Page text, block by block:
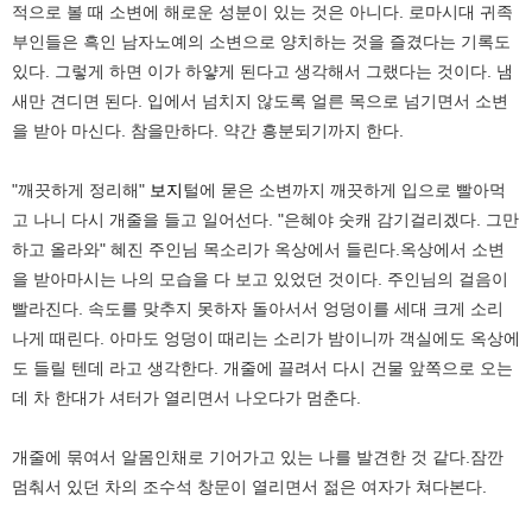
적으로 볼 때 소변에 해로운 성분이 있는 것은 아니다. 로마시대 귀족
부인들은 흑인 남자노예의 소변으로 양치하는 것을 즐겼다는 기록도
있다. 그렇게 하면 이가 하얗게 된다고 생각해서 그랬다는 것이다. 냄
새만 견디면 된다. 입에서 넘치지 않도록 얼른 목으로 넘기면서 소변
을 받아 마신다. 참을만하다. 약간 흥분되기까지 한다.
"깨끗하게 정리해" 보지털에 묻은 소변까지 깨끗하게 입으로 빨아먹
고 나니 다시 개줄을 들고 일어선다. "은혜야 숫캐 감기걸리겠다. 그만
하고 올라와" 혜진 주인님 목소리가 옥상에서 들린다.옥상에서 소변
을 받아마시는 나의 모습을 다 보고 있었던 것이다. 주인님의 걸음이
빨라진다. 속도를 맞추지 못하자 돌아서서 엉덩이를 세대 크게 소리
나게 때린다. 아마도 엉덩이 때리는 소리가 밤이니까 객실에도 옥상에
도 들릴 텐데 라고 생각한다. 개줄에 끌려서 다시 건물 앞쪽으로 오는
데 차 한대가 셔터가 열리면서 나오다가 멈춘다.
개줄에 묶여서 알몸인채로 기어가고 있는 나를 발견한 것 같다.잠깐
멈춰서 있던 차의 조수석 창문이 열리면서 젊은 여자가 쳐다본다.